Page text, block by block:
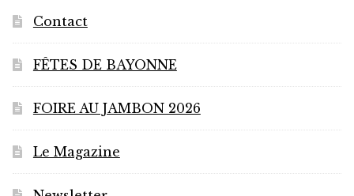
Contact
FÊTES DE BAYONNE
FOIRE AU JAMBON 2026
Le Magazine